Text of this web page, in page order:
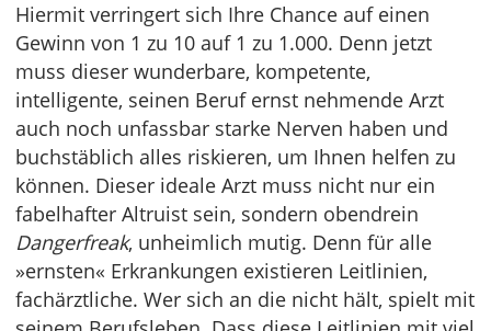
Hiermit verringert sich Ihre Chance auf einen
Gewinn von 1 zu 10 auf 1 zu 1.000. Denn jetzt
muss dieser wunderbare, kompetente,
intelligente, seinen Beruf ernst nehmende Arzt
auch noch unfassbar starke Nerven haben und
buchstäblich alles riskieren, um Ihnen helfen zu
können. Dieser ideale Arzt muss nicht nur ein
fabelhafter Altruist sein, sondern obendrein
Dangerfreak, unheimlich mutig. Denn für alle
»ernsten« Erkrankungen existieren Leitlinien,
fachärztliche. Wer sich an die nicht hält, spielt mit